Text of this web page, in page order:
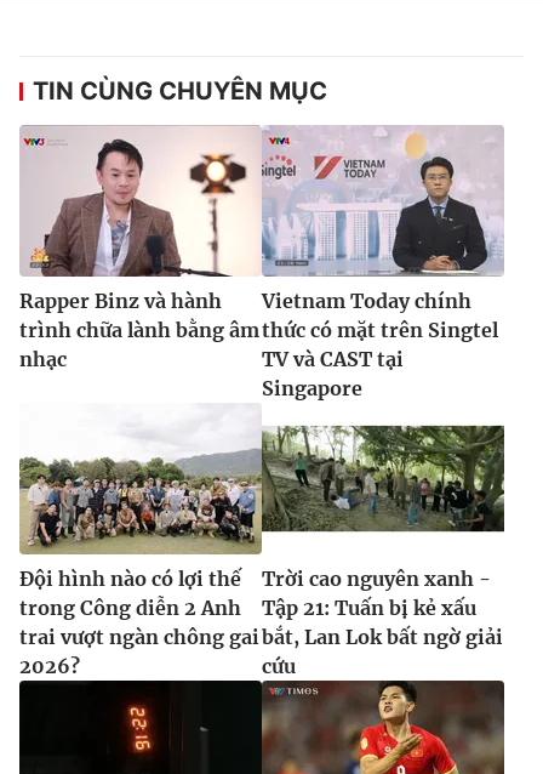
TIN CÙNG CHUYÊN MỤC
Rapper Binz và hành
trình chữa lành bằng âm
nhạc
Vietnam Today chính
thức có mặt trên Singtel
TV và CAST tại
Singapore
Đội hình nào có lợi thế
trong Công diễn 2 Anh
trai vượt ngàn chông gai
2026?
Trời cao nguyên xanh -
Tập 21: Tuấn bị kẻ xấu
bắt, Lan Lok bất ngờ giải
cứu